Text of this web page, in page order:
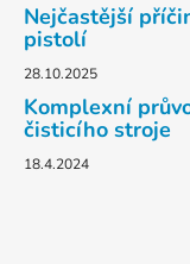
Nejčastější
pistolí
28.10.2025
Komplexní
čisticího stroje
18.4.2024